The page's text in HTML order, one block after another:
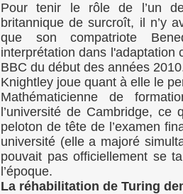
Pour tenir le rôle de l’un
britannique de surcroît, il n’y
que son compatriote
interprétation dans l'adaptation
BBC du début des années
Knightley joue quant à elle le
Mathématicienne de
l’université de Cambridge,
peloton de tête de l’examen
université (elle a majoré
pouvait pas officiellement se
l’époque.
La réhabilitation de Turing